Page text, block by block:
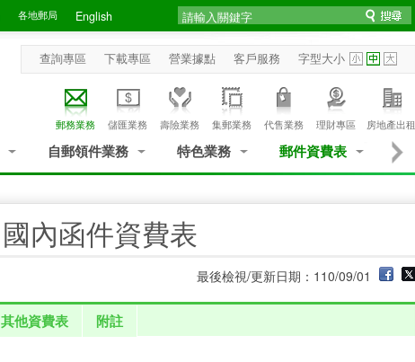
各地郵局 English
查詢專區 下載專區 營業據點 客戶服務 字型大小
郵務業務 儲匯業務 壽險業務 集郵業務 代售業務 理財專區 房地產出租
自郵領件業務 特色業務 郵件資費表
國內函件資費表
最後檢視/更新日期：110/09/01
其他資費表 附註